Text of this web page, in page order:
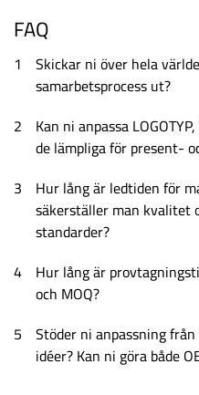
FAQ
1 Skickar ni över hela
samarbetsprocess ut?
2 Kan ni anpassa
de lämpliga för present-
3 Hur lång är ledtiden för
säkerställer man kvalitet
standarder?
4 Hur lång är
och MOQ?
5 Stöder ni anpassning
idéer? Kan ni göra både